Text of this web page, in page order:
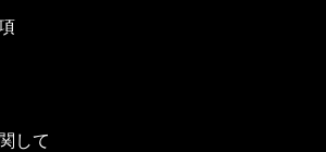
して